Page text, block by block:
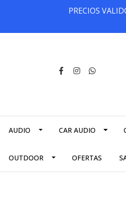
PRECIOS
AUDIO CAR AUDIO
OUTDOOR OFERTAS